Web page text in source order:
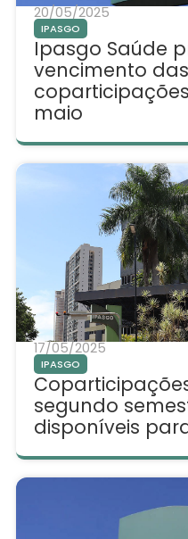
20/05/2025
IPASGO
Ipasgo Saúde
vencimento das
maio
17/05/2025
IPASGO
segundo
disponíveis